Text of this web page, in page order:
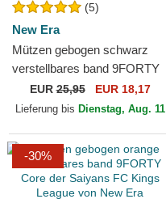
(5)
New Era
Mützen gebogen schwarz
verstellbares band 9FORTY
Core der Ultimate Móstoles
Kings League von New Era
EUR25,95 EUR 18,17
Lieferung bis Dienstag, Aug. 11
-30%